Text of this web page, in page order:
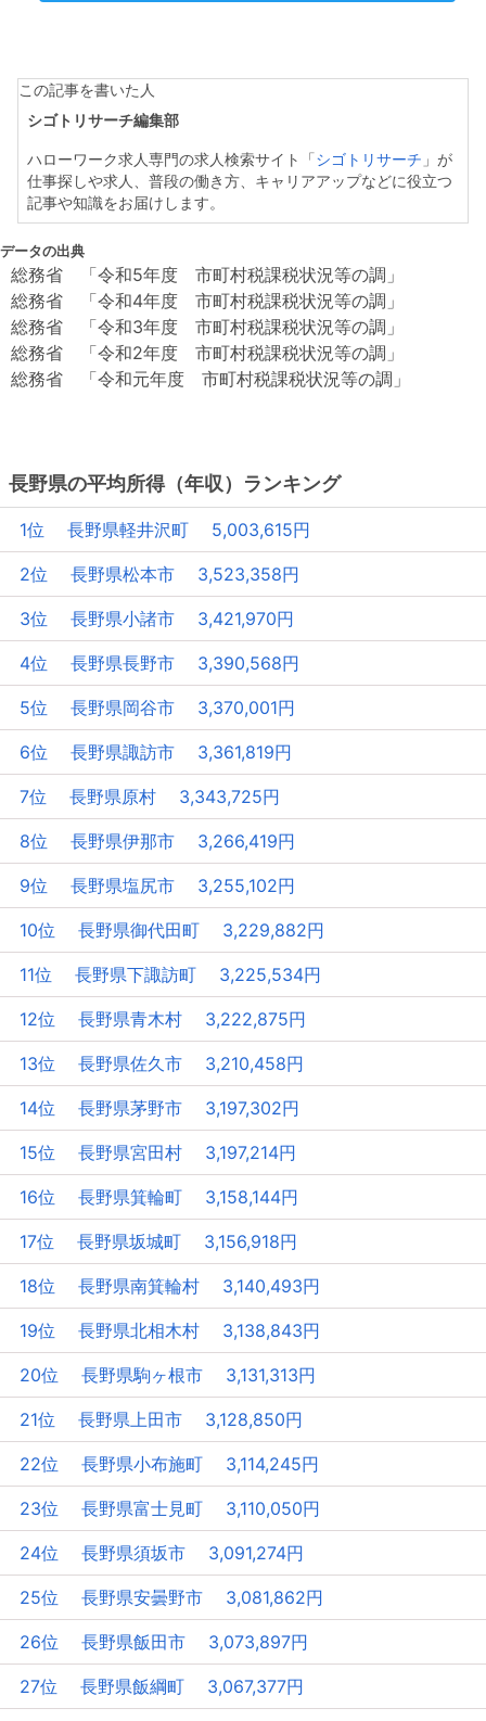
この記事を書いた人
シゴトリサーチ編集部
ハローワーク求人専門の求人検索サイト「 シゴトリサーチ 」が
仕事探しや求人、普段の働き方、キャリアアップなどに役立つ
記事や知識をお届けします。
データの出典
総務省 「令和5年度 市町村税課税状況等の調」
総務省 「令和4年度 市町村税課税状況等の調」
総務省 「令和3年度 市町村税課税状況等の調」
総務省 「令和2年度 市町村税課税状況等の調」
総務省 「令和元年度 市町村税課税状況等の調」
長野県の平均所得（年収）ランキング
1位 長野県軽井沢町 5,003,615円
2位 長野県松本市 3,523,358円
3位 長野県小諸市 3,421,970円
4位 長野県長野市 3,390,568円
5位 長野県岡谷市 3,370,001円
6位 長野県諏訪市 3,361,819円
7位 長野県原村 3,343,725円
8位 長野県伊那市 3,266,419円
9位 長野県塩尻市 3,255,102円
10位 長野県御代田町 3,229,882円
11位 長野県下諏訪町 3,225,534円
12位 長野県青木村 3,222,875円
13位 長野県佐久市 3,210,458円
14位 長野県茅野市 3,197,302円
15位 長野県宮田村 3,197,214円
16位 長野県箕輪町 3,158,144円
17位 長野県坂城町 3,156,918円
18位 長野県南箕輪村 3,140,493円
19位 長野県北相木村 3,138,843円
20位 長野県駒ヶ根市 3,131,313円
21位 長野県上田市 3,128,850円
22位 長野県小布施町 3,114,245円
23位 長野県富士見町 3,110,050円
24位 長野県須坂市 3,091,274円
25位 長野県安曇野市 3,081,862円
26位 長野県飯田市 3,073,897円
27位 長野県飯綱町 3,067,377円